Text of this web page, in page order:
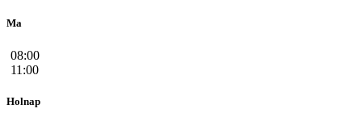
Ma
08:00
11:00
Holnap